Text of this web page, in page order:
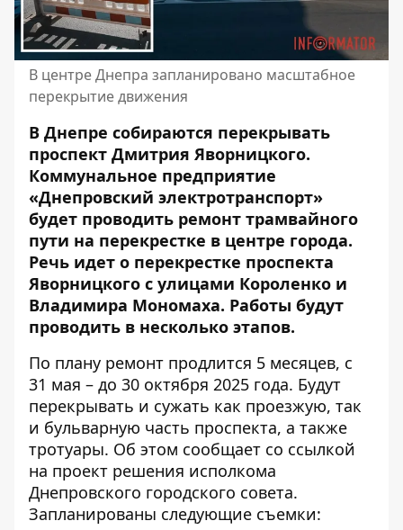
В центре Днепра запланировано масштабное
перекрытие движения
В Днепре собираются перекрывать
проспект Дмитрия Яворницкого.
Коммунальное предприятие
«Днепровский электротранспорт»
будет проводить ремонт трамвайного
пути на перекрестке в центре города.
Речь идет о перекрестке проспекта
Яворницкого с улицами Короленко и
Владимира Мономаха. Работы будут
проводить в несколько этапов.
По плану ремонт продлится 5 месяцев, с
31 мая – до 30 октября 2025 года. Будут
перекрывать и сужать как проезжую, так
и бульварную часть проспекта, а также
тротуары. Об этом сообщает со ссылкой
на проект решения исполкома
Днепровского городского совета.
Запланированы следующие съемки: